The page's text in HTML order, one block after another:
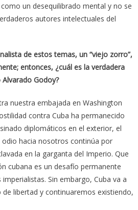
un desequilibrado mental y no se
autores intelectuales del
de estos temas, un “viejo zorro”,
entonces, ¿cuál es la verdadera
Godoy?
nuestra embajada en Washington
contra Cuba ha permanecido
diplomáticos en el exterior, el
hacia nosotros continúa por
en la garganta del Imperio. Que
cubana es un desafío permanente
Sin embargo, Cuba va a
libertad y continuaremos existiendo,